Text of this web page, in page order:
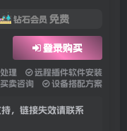
钻石会员 免费
登录购买
理
远程插件软件安装
卖咨询 设备搭配方案
，链接失效请联系